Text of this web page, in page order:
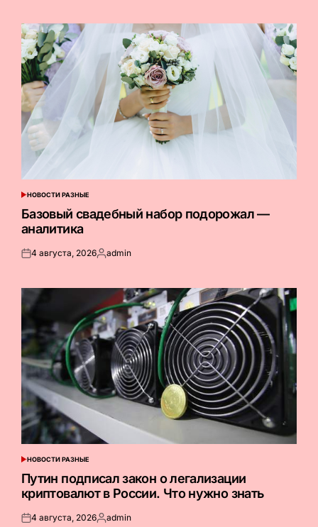
ОПУБЛИКОВАНО
В
НОВОСТИ РАЗНЫЕ
Базовый свадебный набор подорожал —
аналитика
Опубликовано
4 августа, 2026Запись
admin
ОПУБЛИКОВАНО
В
НОВОСТИ РАЗНЫЕ
Путин подписал закон о легализации
криптовалют в России. Что нужно знать
Опубликовано
4 августа, 2026Запись
admin